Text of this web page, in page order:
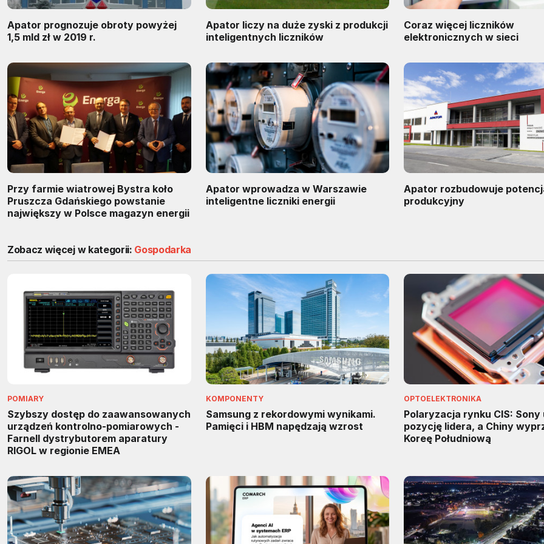
Apator prognozuje obroty powyżej
1,5 mld zł w 2019 r.
Apator liczy na duże zyski z produkcji
inteligentnych liczników
Coraz więcej liczników
elektronicznych w sieci
Przy farmie wiatrowej Bystra koło
Pruszcza Gdańskiego powstanie
największy w Polsce magazyn energii
Apator wprowadza w Warszawie
inteligentne liczniki energii
Apator rozbudowuje
produkcyjny
Zobacz więcej w kategorii: Gospodarka
POMIARY
Szybszy dostęp do zaawansowanych
urządzeń kontrolno-pomiarowych -
Farnell dystrybutorem aparatury
RIGOL w regionie EMEA
KOMPONENTY
Samsung z rekordowymi wynikami.
Pamięci i HBM napędzają wzrost
OPTOELEKTRONIKA
Polaryzacja rynku CIS: Sony
pozycję lidera, a Chiny
Koreę Południową